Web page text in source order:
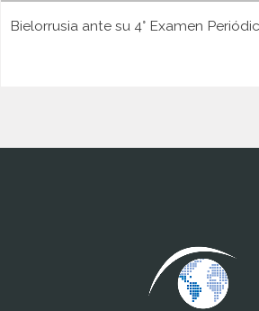
Bielorrusia ante su 4° Examen